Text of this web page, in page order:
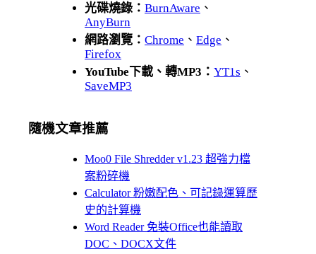
光碟燒錄： BurnAware 、
AnyBurn
網路瀏覽： Chrome 、 Edge 、
Firefox
YouTube下載、轉MP3： YT1s 、
SaveMP3
隨機文章推薦
Moo0 File Shredder v1.23 超強力檔
案粉碎機
Calculator 粉嫩配色、可記錄運算歷
史的計算機
Word Reader 免裝Office也能讀取
DOC、DOCX文件